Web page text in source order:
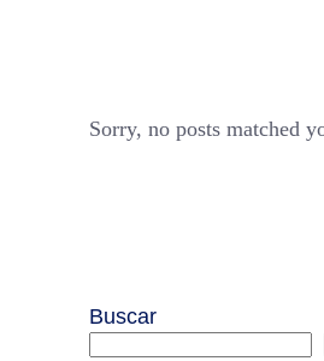
Sorry, no posts matched
Buscar